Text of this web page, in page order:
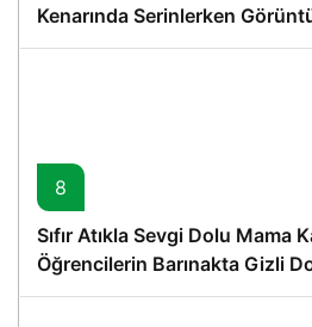
Kenarında Serinlerken
8
Sıfır Atıkla Sevgi Dolu Mama
Öğrencilerin Barınakta Gizli
Proje